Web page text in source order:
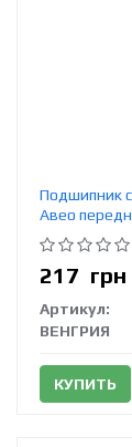
Подшипник
Авео
217 грн
Артикул:
ВЕНГРИЯ
КУПИТЬ